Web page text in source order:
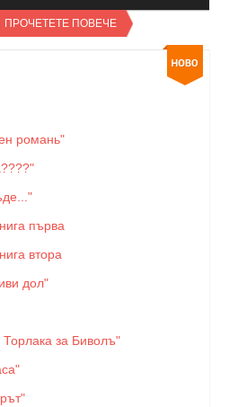
ПРОЧЕТЕТЕ ПОВЕЧЕ
романь"
първа
втора
дол"
Торлака за Биволъ"